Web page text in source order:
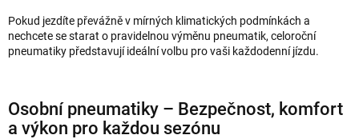
Pokud jezdíte převážně v mírných klimatických podmínkách a
nechcete se starat o pravidelnou výměnu pneumatik, celoroční
pneumatiky představují ideální volbu pro vaši každodenní jízdu.
Osobní pneumatiky – Bezpečnost, komfort
a výkon pro každou sezónu